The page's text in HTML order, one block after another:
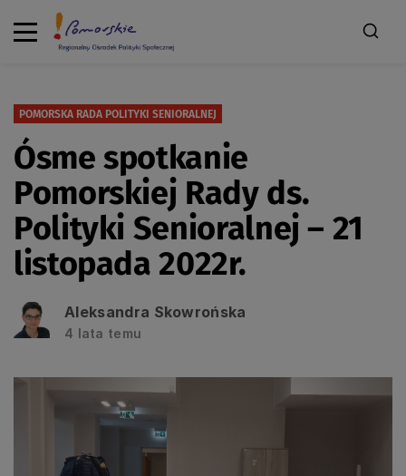
POMORSKA RADA POLITYKI SENIORALNEJ
Ósme spotkanie
Pomorskiej Rady ds.
Polityki Senioralnej – 21
listopada 2022r.
Aleksandra Skowrońska
4 lata temu